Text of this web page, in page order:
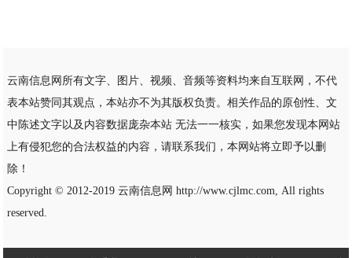
云南信息网所有文字、图片、视频、音频等资料均来自互联网，不代
表本站赞同其观点，本站亦不为其版权负责。相关作品的原创性、文
中陈述文字以及内容数据庞杂本站 无法一一核实，如果您发现本网站
上有侵犯您的合法权益的内容，请联系我们，本网站将立即予以删
除！
Copyright © 2012-2019 云南信息网 http://www.cjlmc.com, All rights
reserved.